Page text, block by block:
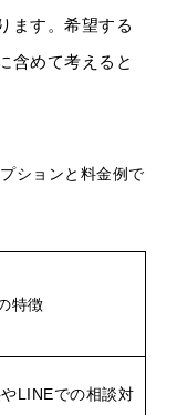
ます。希望する
含めて考えると
ションと料金例で
特徴
LINEでの相談対